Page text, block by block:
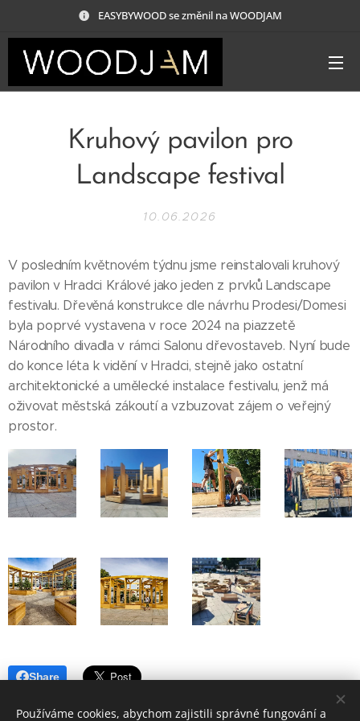
EASYBYWOOD se změnil na WOODJAM
Kruhový pavilon pro
Landscape festival
10.06.2026
V posledním květnovém týdnu jsme reinstalovali kruhový
pavilon v Hradci Králové jako jeden z prvků Landscape
festivalu. Dřevěná konstrukce dle návrhu Prodesi/Domesi
byla poprvé vystavena v roce 2024 na piazzetě
Národního divadla v rámci Salonu dřevostaveb. Nyní bude
do konce léta k vidění v Hradci, stejně jako ostatní
architektonické a umělecké instalace festivalu, jenž má
oživovat městská zákoutí a vzbuzovat zájem o veřejný
prostor.
Share
Používáme cookies, abychom zajistili správné fungování a